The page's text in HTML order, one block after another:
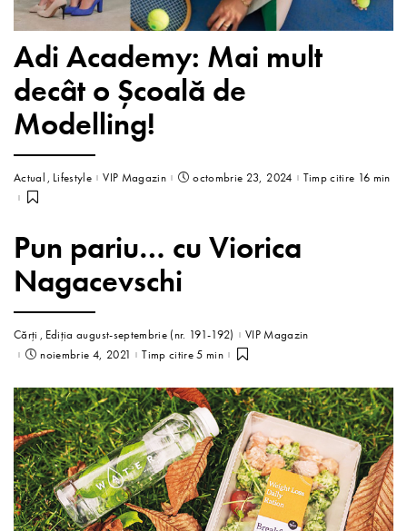
Adi Academy: Mai mult
decât o Școală de
Modelling!
Actual Lifestyle VIP Magazin octombrie 23, 2024 Timp citire 16 min
Pun pariu… cu Viorica
Nagacevschi
Cărți Ediția august-septembrie (nr. 191-192)
VIP Magazin
noiembrie 4, 2021
Timp citire 5 min